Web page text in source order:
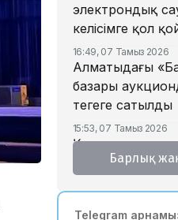
электрондық
келісімге қол
16:49, 07 Тамыз 2026
Алматыдағы
базары
теңгеге сатылды
15:53, 07 Тамыз 2026
Қазақстанда
тәртібіБарлық
Telegram